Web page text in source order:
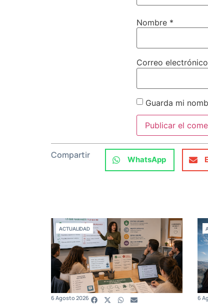
Nombre *
Correo electrónico
Guarda mi
Compartir WhatsApp
ACTUALIDAD
6 Agosto 2026 6